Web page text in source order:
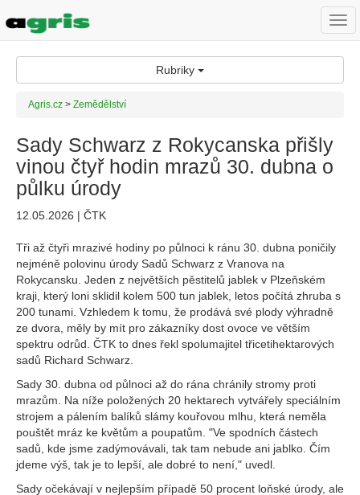
Rubriky
Agris.cz > Zemědělství
Sady Schwarz z Rokycanska přišly
vinou čtyř hodin mrazů 30. dubna o
půlku úrody
12.05.2026 | ČTK
Tři až čtyři mrazivé hodiny po půlnoci k ránu 30. dubna poničily
nejméně polovinu úrody Sadů Schwarz z Vranova na
Rokycansku. Jeden z největších pěstitelů jablek v Plzeňském
kraji, který loni sklidil kolem 500 tun jablek, letos počítá zhruba s
200 tunami. Vzhledem k tomu, že prodává své plody výhradně
ze dvora, měly by mít pro zákazníky dost ovoce ve větším
spektru odrůd. ČTK to dnes řekl spolumajitel třicetihektarových
sadů Richard Schwarz.
Sady 30. dubna od půlnoci až do rána chránily stromy proti
mrazům. Na níže položených 20 hektarech vytvářely speciálním
strojem a pálením balíků slámy kouřovou mlhu, která neměla
pouštět mráz ke květům a poupatům. "Ve spodních částech
sadů, kde jsme zadýmovávali, tak tam nebude ani jablko. Čím
jdeme výš, tak je to lepší, ale dobré to není," uvedl.
Sady očekávají v nejlepším případě 50 procent loňské úrody, ale